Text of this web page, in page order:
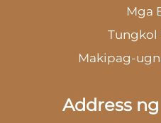
Mga
Tungkol
Makipag-
Address